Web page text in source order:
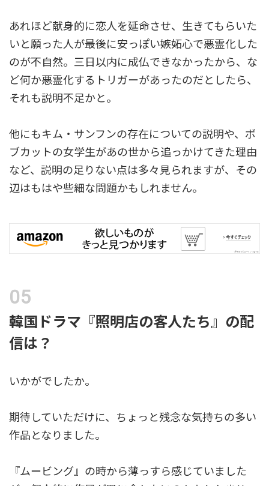
あれほど献身的に恋人を延命させ、生きてもらいた
いと願った人が最後に安っぽい嫉妬心で悪霊化した
のが不自然。三日以内に成仏できなかったから、な
ど何か悪霊化するトリガーがあったのだとしたら、
それも説明不足かと。
他にもキム・サンフンの存在についての説明や、ボ
ブカットの女学生があの世から追っかけてきた理由
など、説明の足りない点は多々見られますが、その
辺はもはや些細な問題かもしれません。
韓国ドラマ『照明店の客人たち』の配
信は？
いかがでしたか。
期待していただけに、ちょっと残念な気持ちの多い
作品となりました。
『ムービング』の時から薄っすら感じていました